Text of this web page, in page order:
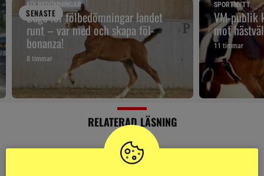
SENASTE
FÖLBEDÖMNINGAR
Dags för fölbedömningar landet
runt – var med och skapa föl-
bonanza!
8 timmar
SPORTNYTT
VM-publik
mot
11 timmar
RELATERAD LÄSNING